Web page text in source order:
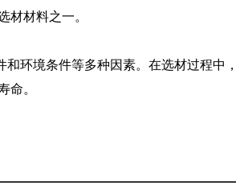
材材料之一。
环境条件等多种因素。在选材过程中
命。